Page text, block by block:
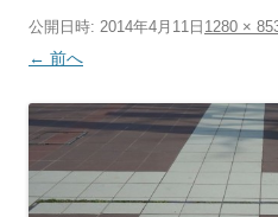
公開日時: 2014年4月11日 1280 ×
← 前へ